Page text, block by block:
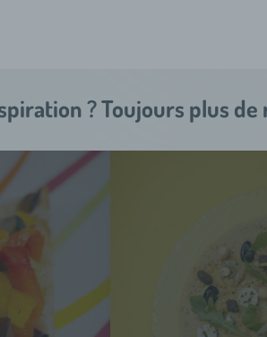
? Toujours plus de